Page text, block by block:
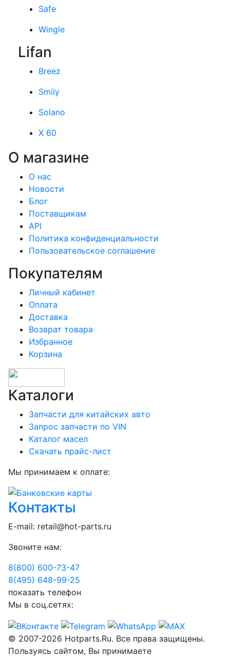
Safe
Wingle
Lifan
Breez
Smily
Solano
X 60
О магазине
О нас
Новости
Блог
Поставщикам
API
Политика конфиденциальности
Пользовательское соглашение
Покупателям
Личный кабинет
Оплата
Доставка
Возврат товара
Избранное
Корзина
Каталоги
Запчасти для китайских авто
Запрос запчасти по VIN
Каталог масел
Скачать прайс-лист
Мы принимаем к оплате:
Контакты
E-mail: retail@hot-parts.ru
Звоните нам:
8(800) 600-73-47
8(495) 648-99-25
показать телефон
Мы в соц.сетях:
© 2007-2026 Hotparts.Ru. Все права защищены.
Пользуясь сайтом, Вы принимаете